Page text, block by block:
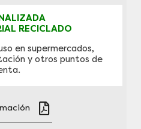
RECICLADO
en supermercados,
y otros puntos de